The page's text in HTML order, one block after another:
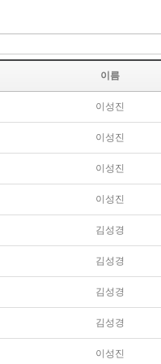
이름
이성진
이성진
이성진
이성진
김성경
김성경
김성경
김성경
이성진